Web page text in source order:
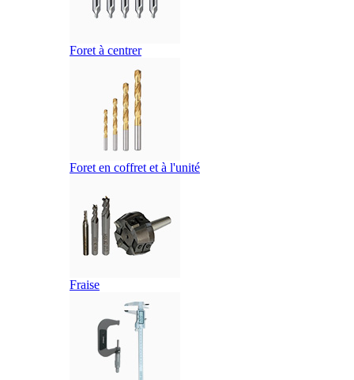
Foret à centrer
Foret en coffret et à l'unité
Fraise